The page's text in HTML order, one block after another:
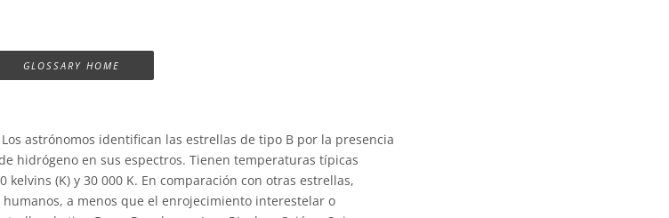
GLOSSARY HOME
astrónomos identifican las estrellas de tipo B por la presencia
hidrógeno en sus espectros. Tienen temperaturas típicas
(K) y 30 000 K. En comparación con otras estrellas,
a menos que el enrojecimiento interestelar o